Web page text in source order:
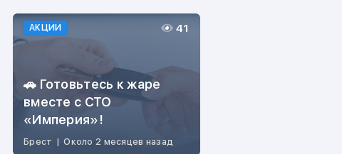
АКЦИИ
🚗 Готовьтесь к жаре
вместе с СТО
«Империя»!
Брест | Около 2 месяцев назад
41